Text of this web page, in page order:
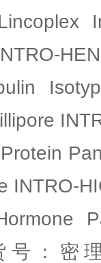
INTRO-
号：密